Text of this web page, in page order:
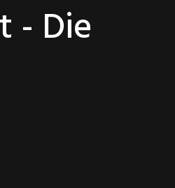
- Die